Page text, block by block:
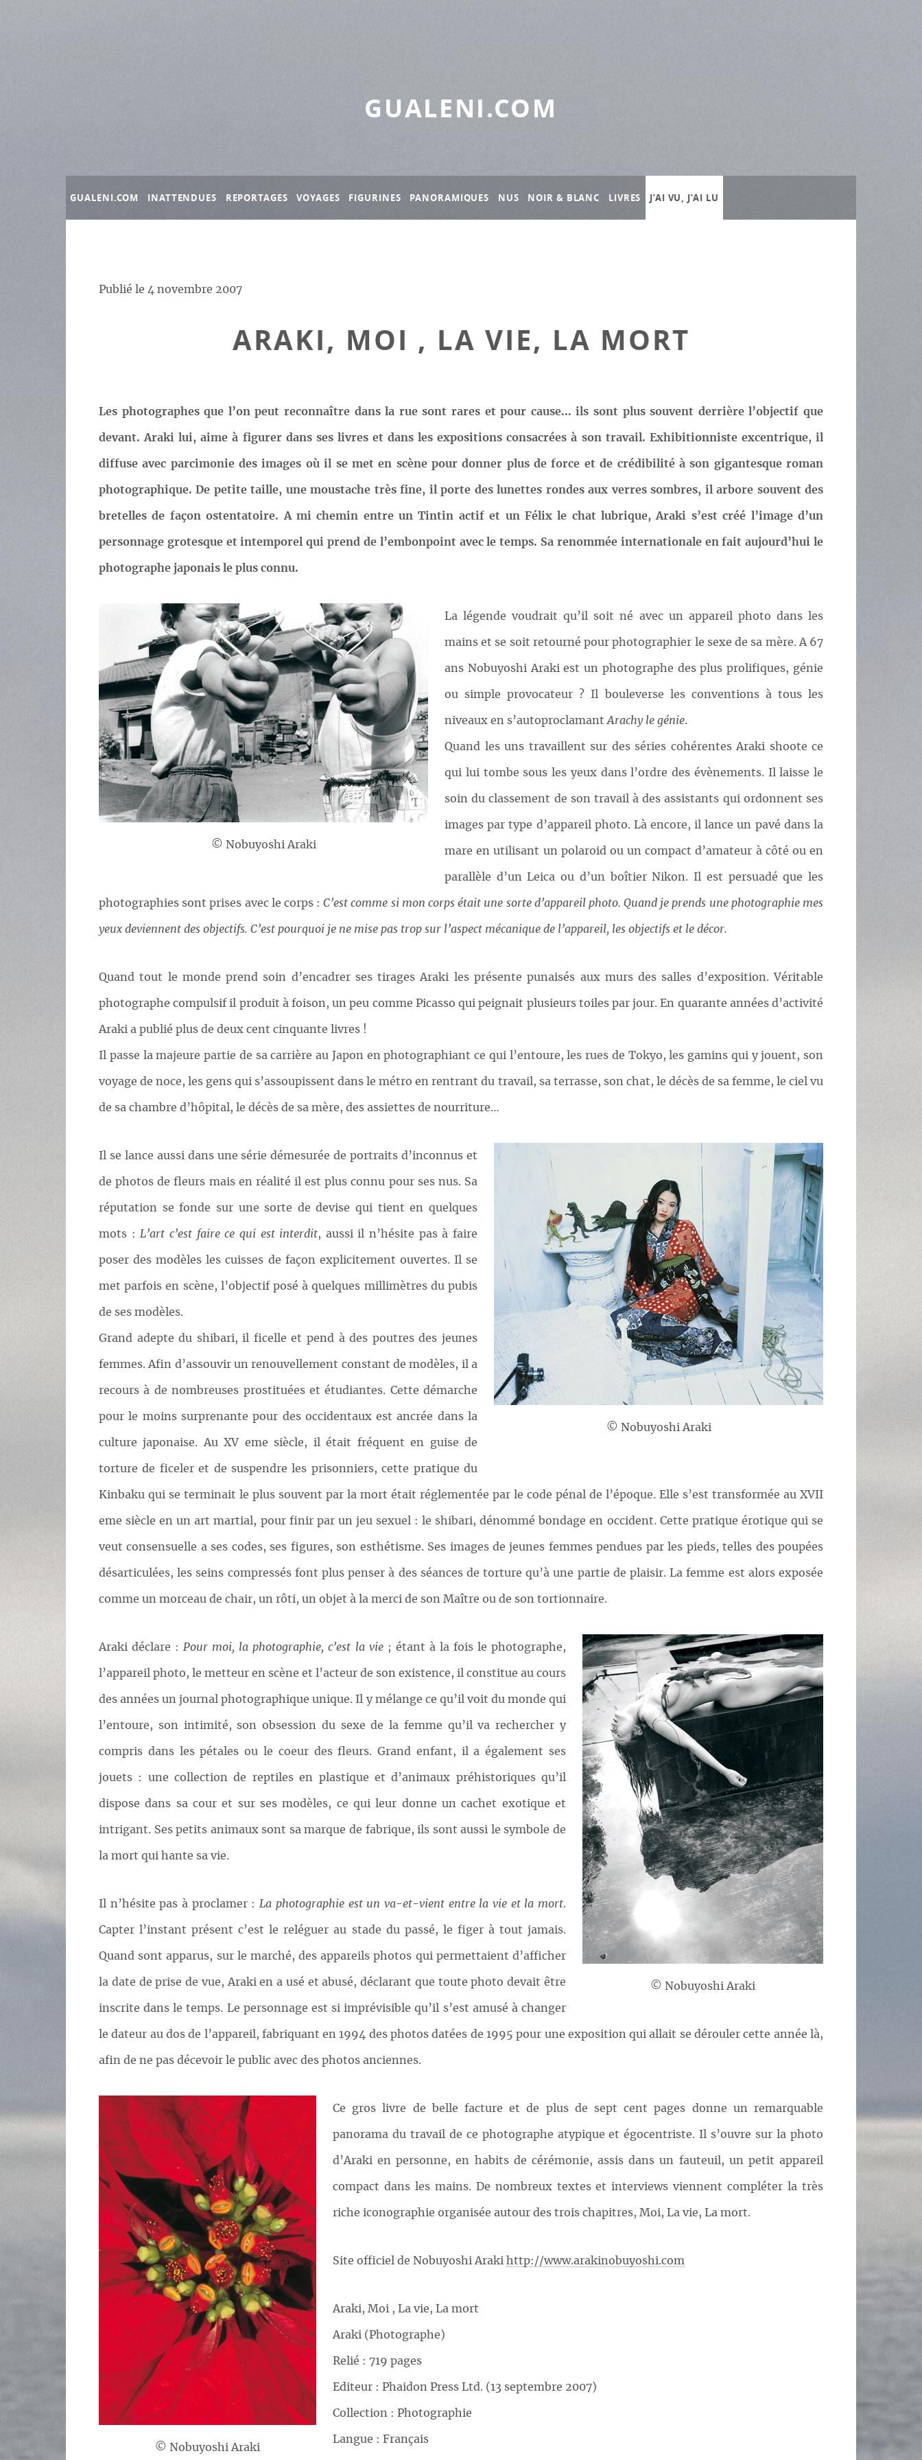
GUALENI.COM
GUALENI.COM INATTENDUES REPORTAGES VOYAGES FIGURINES PANORAMIQUES NUS NOIR & BLANC LIVRES J’AI VU, J’AI LU
Publié le 4 novembre 2007
ARAKI, MOI , LA VIE, LA MORT
Les photographes que l’on peut reconnaître dans la rue sont rares et pour cause... ils sont plus souvent derrière l’objectif que
devant. Araki lui, aime à figurer dans ses livres et dans les expositions consacrées à son travail. Exhibitionniste excentrique, il
diffuse avec parcimonie des images où il se met en scène pour donner plus de force et de crédibilité à son gigantesque roman
photographique. De petite taille, une moustache très fine, il porte des lunettes rondes aux verres sombres, il arbore souvent des
bretelles de façon ostentatoire. A mi chemin entre un Tintin actif et un Félix le chat lubrique, Araki s’est créé l’image d’un
personnage grotesque et intemporel qui prend de l’embonpoint avec le temps. Sa renommée internationale en fait aujourd’hui le
photographe japonais le plus connu.
© Nobuyoshi Araki
La légende voudrait qu’il soit né avec un appareil photo dans les
mains et se soit retourné pour photographier le sexe de sa mère. A 67
ans Nobuyoshi Araki est un photographe des plus prolifiques, génie
ou simple provocateur ? Il bouleverse les conventions à tous les
niveaux en s’autoproclamant Arachy le génie.
Quand les uns travaillent sur des séries cohérentes Araki shoote ce
qui lui tombe sous les yeux dans l’ordre des évènements. Il laisse le
soin du classement de son travail à des assistants qui ordonnent ses
images par type d’appareil photo. Là encore, il lance un pavé dans la
mare en utilisant un polaroid ou un compact d’amateur à côté ou en
parallèle d’un Leica ou d’un boîtier Nikon. Il est persuadé que les
photographies sont prises avec le corps :C’est comme si mon corps était une sorte d’appareil photo. Quand je prends une photographie mes
yeux deviennent des objectifs. C’est pourquoi je ne mise pas trop sur l’aspect mécanique de l’appareil, les objectifs et le décor.
Quand tout le monde prend soin d’encadrer ses tirages Araki les présente punaisés aux murs des salles d’exposition. Véritable
photographe compulsif il produit à foison, un peu comme Picasso qui peignait plusieurs toiles par jour. En quarante années d’activité
Araki a publié plus de deux cent cinquante livres !
Il passe la majeure partie de sa carrière au Japon en photographiant ce qui l’entoure, les rues de Tokyo, les gamins qui y jouent, son
voyage de noce, les gens qui s’assoupissent dans le métro en rentrant du travail, sa terrasse, son chat, le décès de sa femme, le ciel vu
de sa chambre d’hôpital, le décès de sa mère, des assiettes de nourriture…
© Nobuyoshi Araki
Il se lance aussi dans une série démesurée de portraits d’inconnus et
de photos de fleurs mais en réalité il est plus connu pour ses nus. Sa
réputation se fonde sur une sorte de devise qui tient en quelques
mots : L’art c’est faire ce qui est interdit, aussi il n’hésite pas à faire
poser des modèles les cuisses de façon explicitement ouvertes. Il se
met parfois en scène, l’objectif posé à quelques millimètres du pubis
de ses modèles.
Grand adepte du shibari, il ficelle et pend à des poutres des jeunes
femmes. Afin d’assouvir un renouvellement constant de modèles, il a
recours à de nombreuses prostituées et étudiantes. Cette démarche
pour le moins surprenante pour des occidentaux est ancrée dans la
culture japonaise. Au XV eme siècle, il était fréquent en guise de
torture de ficeler et de suspendre les prisonniers, cette pratique du
Kinbaku qui se terminait le plus souvent par la mort était réglementée par le code pénal de l’époque. Elle s’est transformée au XVII
eme siècle en un art martial, pour finir par un jeu sexuel : le shibari, dénommé bondage en occident. Cette pratique érotique qui se
veut consensuelle a ses codes, ses figures, son esthétisme. Ses images de jeunes femmes pendues par les pieds, telles des poupées
désarticulées, les seins compressés font plus penser à des séances de torture qu’à une partie de plaisir. La femme est alors exposée
comme un morceau de chair, un rôti, un objet à la merci de son Maître ou de son tortionnaire.
© Nobuyoshi Araki
Araki déclare : Pour moi, la photographie, c’est la vie; étant à la fois le photographe,
l’appareil photo, le metteur en scène et l’acteur de son existence, il constitue au cours
des années un journal photographique unique. Il y mélange ce qu’il voit du monde qui
l’entoure, son intimité, son obsession du sexe de la femme qu’il va rechercher y
compris dans les pétales ou le coeur des fleurs. Grand enfant, il a également ses
jouets : une collection de reptiles en plastique et d’animaux préhistoriques qu’il
dispose dans sa cour et sur ses modèles, ce qui leur donne un cachet exotique et
intrigant. Ses petits animaux sont sa marque de fabrique, ils sont aussi le symbole de
la mort qui hante sa vie.
Il n’hésite pas à proclamer : La photographie est un va-et-vient entre la vie et la mort.
Capter l’instant présent c’est le reléguer au stade du passé, le figer à tout jamais.
Quand sont apparus, sur le marché, des appareils photos qui permettaient d’afficher
la date de prise de vue, Araki en a usé et abusé, déclarant que toute photo devait être
inscrite dans le temps. Le personnage est si imprévisible qu’il s’est amusé à changer
le dateur au dos de l’appareil, fabriquant en 1994 des photos datées de 1995 pour une exposition qui allait se dérouler cette année là,
afin de ne pas décevoir le public avec des photos anciennes.
© Nobuyoshi Araki
Ce gros livre de belle facture et de plus de sept cent pages donne un remarquable
panorama du travail de ce photographe atypique et égocentriste. Il s’ouvre sur la photo
d’Araki en personne, en habits de cérémonie, assis dans un fauteuil, un petit appareil
compact dans les mains. De nombreux textes et interviews viennent compléter la très
riche iconographie organisée autour des trois chapitres, Moi, La vie, La mort.
Site officiel de Nobuyoshi Araki http://www.arakinobuyoshi.com
Araki, Moi , La vie, La mort
Araki (Photographe)
Relié : 719 pages
Editeur : Phaidon Press Ltd. (13 septembre 2007)
Collection : Photographie
Langue : Français